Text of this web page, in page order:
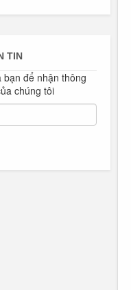
TIN
bạn để nhận thông
chúng tôi